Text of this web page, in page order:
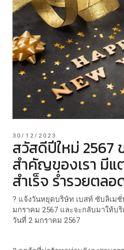
30/12/2023
สวัสดีปีใหม่ 2567
สำคัญของเรา มีแ
สำเร็จ ร่ำรวยตลอ
? แจ้งวันหยุดบริษัท เบสท์ ซับลิเมชั่
มกราคม 2567 และจะกลับมาให้บ
วันที่ 2 มกราคม 2567